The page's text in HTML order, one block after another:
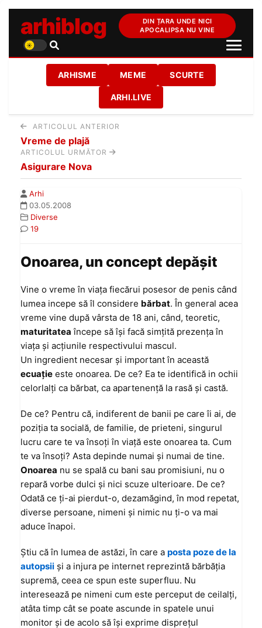
arhiblog
DIN ȚARA UNDE NICI
APOCALIPSA NU VINE
ARHISME MEME SCURTE
ARHI.LIVE
ARTICOLUL ANTERIOR
Vreme de plajă
ARTICOLUL URMĂTOR
Asigurare Nova
Arhi
03.05.2008
Diverse
19
Onoarea, un concept depăşit
Vine o vreme în viaţa fiecărui posesor de penis când
lumea incepe să îl considere bărbat. În general acea
vreme vine după vârsta de 18 ani, când, teoretic,
maturitatea începe să îşi facă simţită prezenţa în
viaţa şi acţiunile respectivului mascul.
Un ingredient necesar şi important în această
ecuaţie este onoarea. De ce? Ea te identifică in ochii
celorlalţi ca bărbat, ca apartenenţă la rasă şi castă.
De ce? Pentru că, indiferent de banii pe care îi ai, de
poziţia ta socială, de familie, de prieteni, singurul
lucru care te va însoţi în viaţă este onoarea ta. Cum
te va însoţi? Asta depinde numai şi numai de tine.
Onoarea nu se spală cu bani sau promisiuni, nu o
repară vorbe dulci şi nici scuze ulterioare. De ce?
Odată ce ţi-ai pierdut-o, dezamăgind, în mod repetat,
diverse persoane, nimeni şi nimic nu ţi-o va mai
aduce înapoi.
Ştiu că în lumea de astăzi, în care a posta poze de la
autopsii şi a injura pe internet reprezintă bărbăţia
supremă, ceea ce spun este superfluu. Nu
interesează pe nimeni cum este perceput de ceilalţi,
atâta timp cât se poate ascunde in spatele unui
monitor şi de acolo să îşi exprime dispreţul